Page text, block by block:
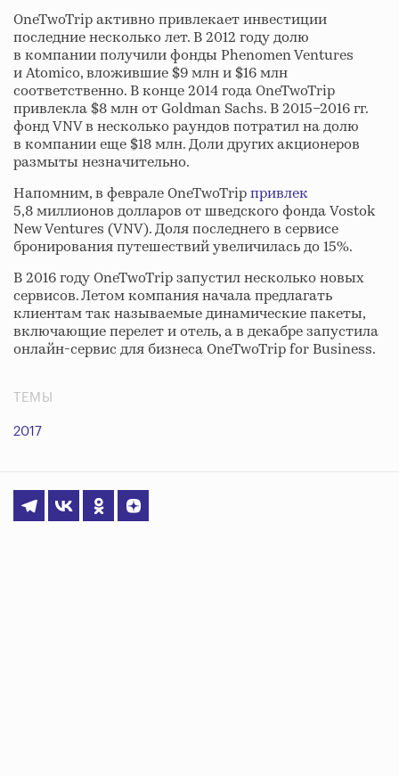
OneTwoTrip активно привлекает инвестиции
последние несколько лет. В 2012 году долю
в компании получили фонды Phenomen Ventures
и Atomico, вложившие $9 млн и $16 млн
соответственно. В конце 2014 года OneTwoTrip
привлекла $8 млн от Goldman Sachs. В 2015–2016 гг.
фонд VNV в несколько раундов потратил на долю
в компании еще $18 млн. Доли других акционеров
размыты незначительно.
Напомним, в феврале OneTwoTripпривлек
5,8 миллионов долларов от шведского фонда Vostok
New Ventures (VNV). Доля последнего в сервисе
бронирования путешествий увеличилась до 15%.
В 2016 году OneTwoTrip запустил несколько новых
сервисов. Летом компания начала предлагать
клиентам так называемые динамические пакеты,
включающие перелет и отель, а в декабре запустила
онлайн-сервис для бизнеса OneTwoTrip for Business.
ТЕМЫ
2017